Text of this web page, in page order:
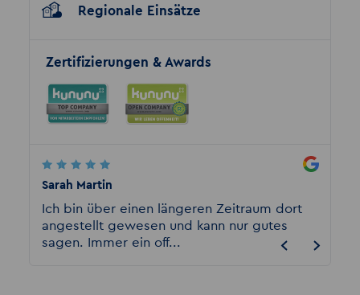
Regionale Einsätze
Zertifizierungen & Awards
Sarah Martin
Ich bin über einen längeren Zeitraum dort
angestellt gewesen und kann nur gutes
sagen. Immer ein off...